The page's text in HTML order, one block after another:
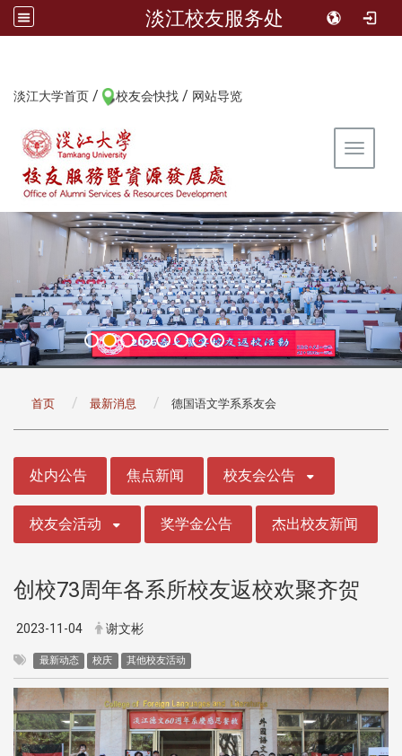
淡江校友服务处
淡江大学首页 / 校友会快找 / 网站导览
Toggle
首页 最新消息 德国语文学系系友会
处内公告 焦点新闻 校友会公告
校友会活动 奖学金公告 杰出校友新闻
创校73周年各系所校友返校欢聚齐贺
2023-11-04 谢文彬
最新动态 校庆 其他校友活动